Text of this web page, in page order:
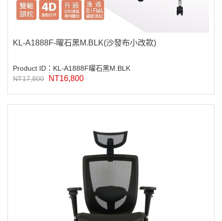
KL-A1888F-曜石黑M.BLK(沙發布小改款)
Product ID：KL-A1888F曜石黑M.BLK
NT17,800
NT16,800